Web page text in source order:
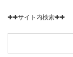
✚✚サイト内検索✚✚